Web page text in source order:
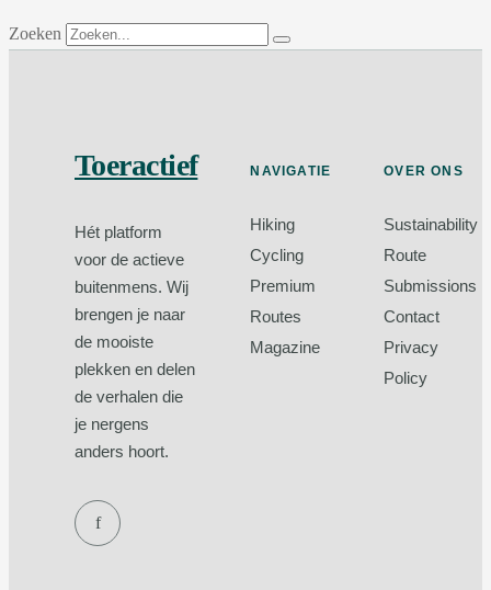
Zoeken
Toeractief
Hét platform
voor de actieve
buitenmens. Wij
brengen je naar
de mooiste
plekken en delen
de verhalen die
je nergens
anders hoort.
f
NAVIGATIE
Hiking
Cycling
Premium
Routes
Magazine
OVER ONS
Sustainability
Route
Submissions
Contact
Privacy
Policy